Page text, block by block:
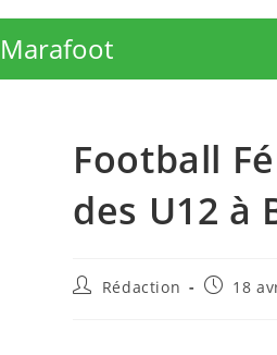
toMarafoot
Football
des U12 à
Auteur/autrice
Rédaction 18